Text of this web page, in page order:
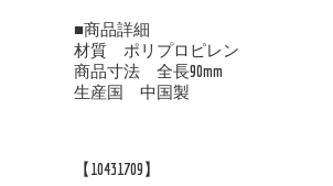
■商品詳細
材質 ポリプロピレン
商品寸法 全長90mm
生産国 中国製
【10431709】